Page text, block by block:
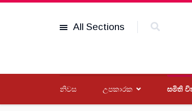
All Sections
නිවස උපකාරක සමිති